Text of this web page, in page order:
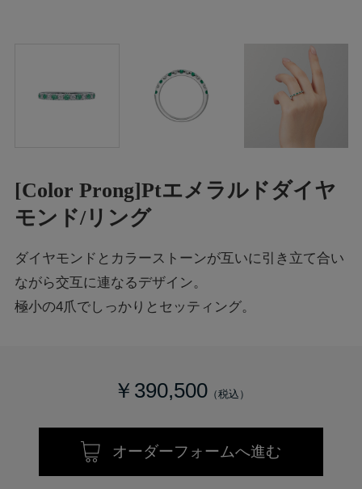
[Color Prong]Ptエメラルドダイヤ
モンド/リング
ダイヤモンドとカラーストーンが互いに引き立て合い
ながら交互に連なるデザイン。
極小の4爪でしっかりとセッティング。
￥390,500
オーダーフォームへ進む